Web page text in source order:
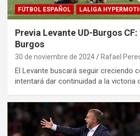
FÚTBOL ESPAÑOL LALIGA
Previa Levante UD-Burgos
Burgos
30 de noviembre de 2024 Rafael
El Levante buscará seguir creciendo
intentará dar continuidad a la victoria